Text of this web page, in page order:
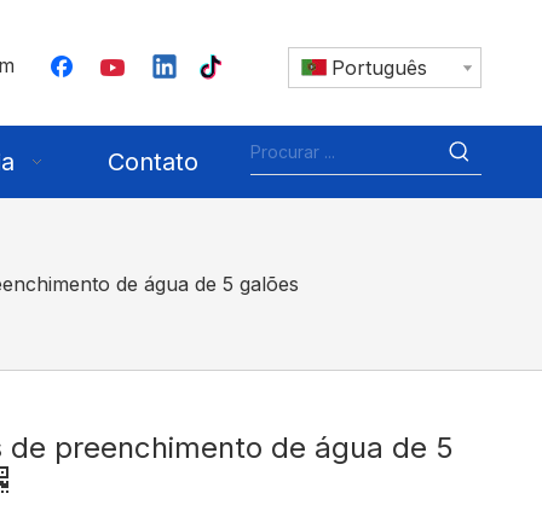
Português
Contato
de água de 5 galões
de preenchimento de água de 5